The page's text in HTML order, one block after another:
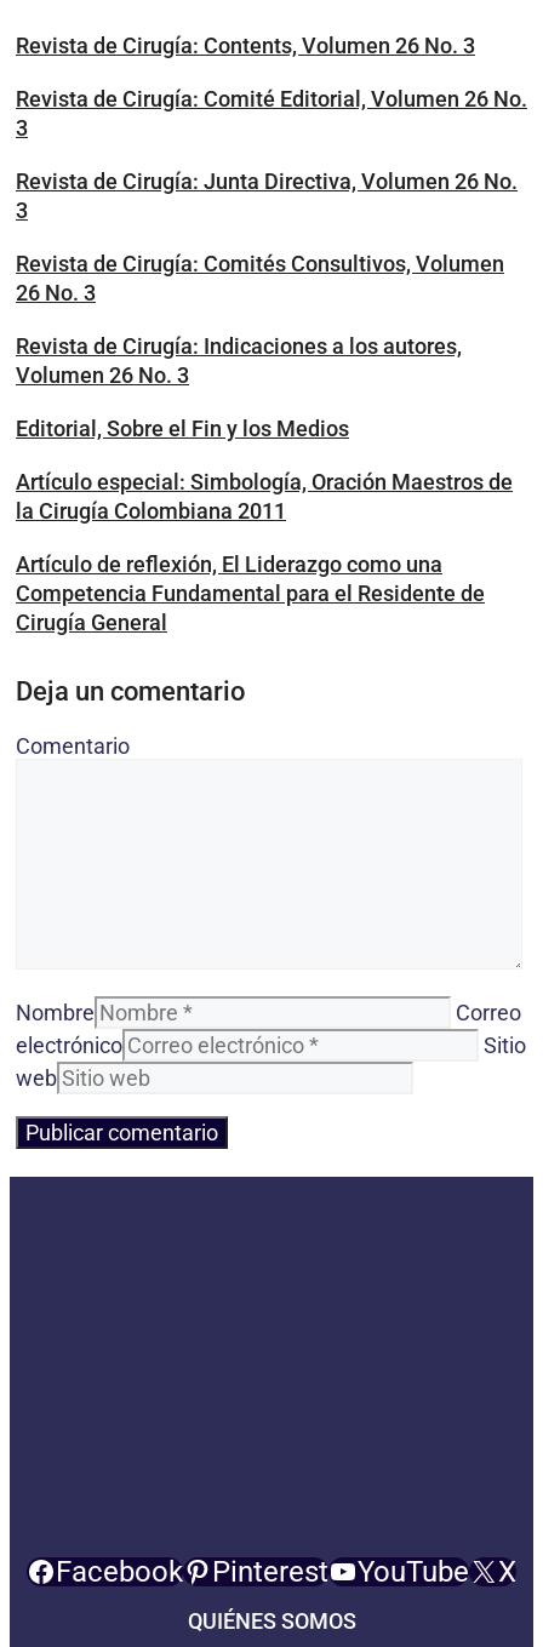
Revista de Cirugía: Contents, Volumen 26 No. 3
Revista de Cirugía: Comité Editorial, Volumen 26 No.
3
Revista de Cirugía: Junta Directiva, Volumen 26 No.
3
Revista de Cirugía: Comités Consultivos, Volumen
26 No. 3
Revista de Cirugía: Indicaciones a los autores,
Volumen 26 No. 3
Editorial, Sobre el Fin y los Medios
Artículo especial: Simbología, Oración Maestros de
la Cirugía Colombiana 2011
Artículo de reflexión, El Liderazgo como una
Competencia Fundamental para el Residente de
Cirugía General
Deja un comentario
Comentario
Nombre
Correo
electrónico
Sitio
web
Facebook Pinterest YouTube X
QUIÉNES SOMOS